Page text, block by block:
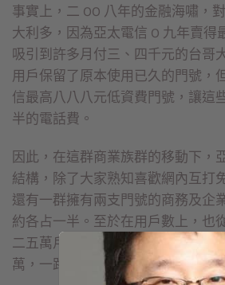
事實上，二 OO 八年的金融海嘯，
大利多，因為亞太電信 O 九年賣得
吸引到許多月付三、四千元的台哥
用戶保留了原本使用已久的門號，
信最高八八八元低資費門號，讓這
半的電話費。
因此，在這群商業族群的移動下，
結構，除了大家熟知喜歡網內互打
還有一群擁有兩支門號的商務及企
約各占一半。至於在用戶數上，也
二五萬戶年年跳升，從一八一萬、
萬，一路增加到今年六月的三百萬。